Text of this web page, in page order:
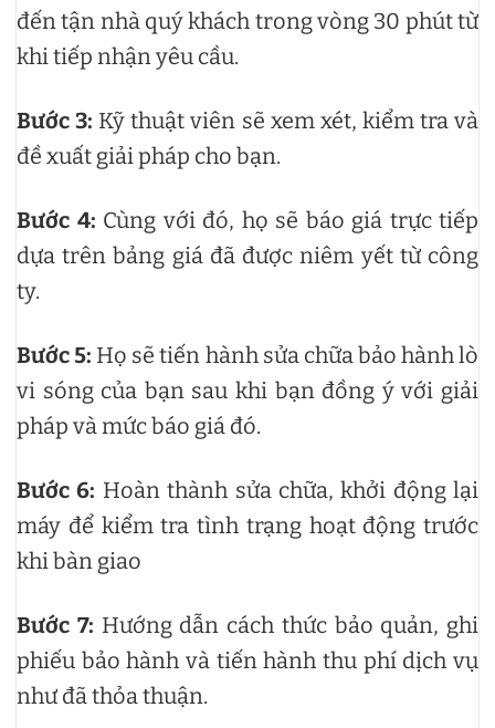
đến tận nhà quý khách trong vòng 30 phút từ
khi tiếp nhận yêu cầu.
Bước 3: Kỹ thuật viên sẽ xem xét, kiểm tra và
đề xuất giải pháp cho bạn.
Bước 4: Cùng với đó, họ sẽ báo giá trực tiếp
dựa trên bảng giá đã được niêm yết từ công
ty.
Bước 5: Họ sẽ tiến hành sửa chữa bảo hành lò
vi sóng của bạn sau khi bạn đồng ý với giải
pháp và mức báo giá đó.
Bước 6: Hoàn thành sửa chữa, khởi động lại
máy để kiểm tra tình trạng hoạt động trước
khi bàn giao
Bước 7: Hướng dẫn cách thức bảo quản, ghi
phiếu bảo hành và tiến hành thu phí dịch vụ
như đã thỏa thuận.